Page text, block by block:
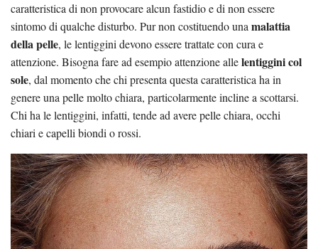
caratteristica di non provocare alcun fastidio e di non essere
sintomo di qualche disturbo. Pur non costituendo unamalattia
della pelle, le lentiggini devono essere trattate con cura e
attenzione. Bisogna fare ad esempio attenzione allelentiggini col
sole, dal momento che chi presenta questa caratteristica ha in
genere una pelle molto chiara, particolarmente incline a scottarsi.
Chi ha le lentiggini, infatti, tende ad avere pelle chiara, occhi
chiari e capelli biondi o rossi.